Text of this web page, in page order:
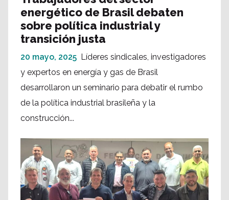
energético de Brasil debaten
sobre política industrial y
transición justa
20 mayo, 2025 Líderes sindicales, investigadores
y expertos en energía y gas de Brasil
desarrollaron un seminario para debatir el rumbo
de la política industrial brasileña y la
construcción...